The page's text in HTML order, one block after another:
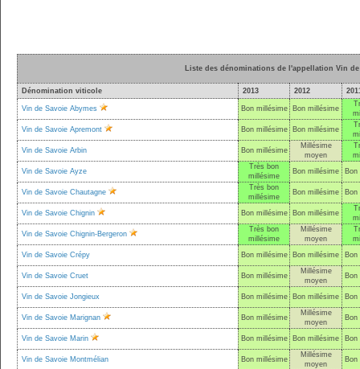
Liste des dénominations de l'appellation Vin de
Dénomination viticole 2013 2012
Vin de Savoie Abymes Bon millésime Bon millésime
Vin de Savoie Apremont
Bon millésime Bon millésime
Vin de Savoie Arbin
Bon millésime
Millésime
moyen
Vin de Savoie Ayze
Très bon
millésime
Bon millésime Bon
Vin de Savoie Chautagne
Très bon
millésime
Bon millésime Bon
Vin de Savoie Chignin Bon millésime Bon millésime
Vin de Savoie Chignin-Bergeron
Très bon
millésime
Millésime
moyen
Vin de Savoie Crépy
Bon millésime Bon millésime Bon
Vin de Savoie Cruet Bon millésime
Millésime
moyen
Bon
Vin de Savoie Jongieux Bon millésime Bon millésime Bon
Vin de Savoie Marignan Bon millésime
Millésime
moyen
Bon
Vin de Savoie Marin Bon millésime Bon millésime Bon
Vin de Savoie Montmélian Bon millésime
Millésime
moyen
Bon